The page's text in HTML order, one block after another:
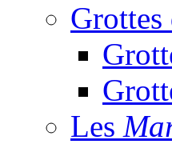
Les